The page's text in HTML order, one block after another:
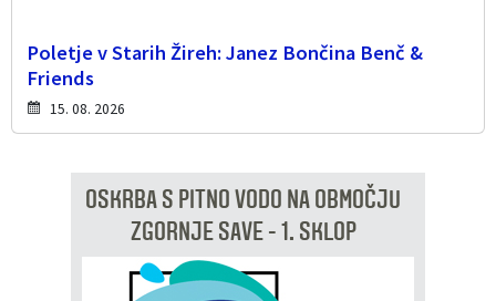
Poletje v Starih Žireh: Janez Bončina Benč &
Friends
15. 08. 2026
OSKRBA S PITNO VODO NA OBMOČJU
ZGORNJE SAVE - 1. SKLOP